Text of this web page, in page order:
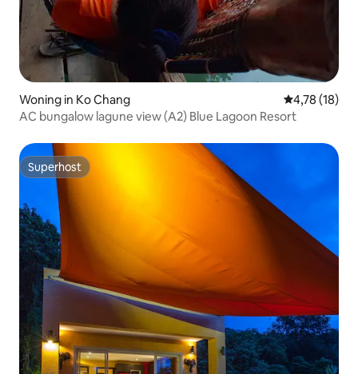
Woning in Ko Chang Gemiddelde
4,78 (18)
AC bungalow lagune view (A2) Blue Lagoon Resort
Superhost
Superhost